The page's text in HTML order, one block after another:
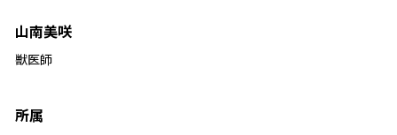
山南美咲
獣医師
所属